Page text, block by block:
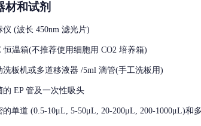
材和试剂
仪 (波长 450nm 滤光片)
恒温箱(不推荐使用细胞用 CO2 培养箱)
洗板机或多道移液器 /5ml 滴管(手工洗板用)
的 EP 管及一次性吸头
的单道 (0.5-10μL, 5-50μL, 20-200μL, 200-1000μL)和